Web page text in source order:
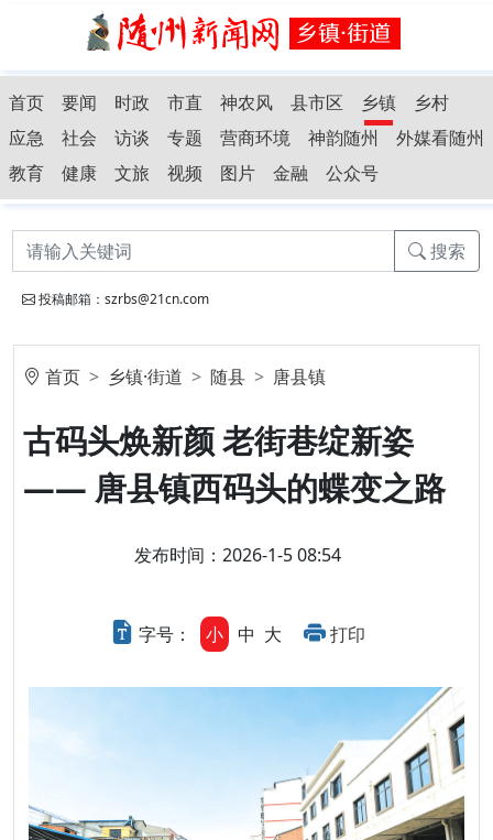
首页 要闻 时政 市直 神农风 县市区 乡镇
乡村
应急
社会 访谈 专题 营商环境 神韵随州
外媒看随州
教育
健康 文旅 视频 图片 金融 公众号
搜索
投稿邮箱：szrbs@21cn.com
首页 乡镇·街道 随县 唐县镇
古码头焕新颜 老街巷绽新姿
—— 唐县镇西码头的蝶变之路
发布时间：2026-1-5 08:54
字号： 小 中 大 打印